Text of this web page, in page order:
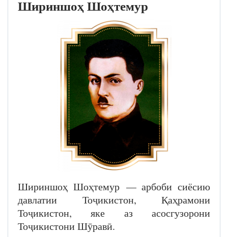
Шириншоҳ Шоҳтемур
Шириншоҳ Шоҳтемур — арбоби сиёсию
давлатии Тоҷикистон, Қаҳрамони
Тоҷикистон, яке аз асосгузорони
Тоҷикистони Шӯравӣ.